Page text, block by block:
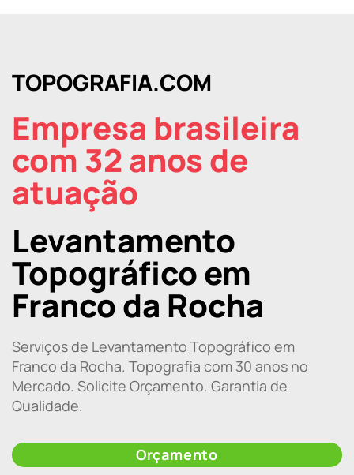
TOPOGRAFIA.COM
Empresa brasileira
com 32 anos de
atuação
Levantamento
Topográfico em
Franco da Rocha
Serviços de Levantamento Topográfico em
Franco da Rocha. Topografia com 30 anos no
Mercado. Solicite Orçamento. Garantia de
Qualidade.
Orçamento